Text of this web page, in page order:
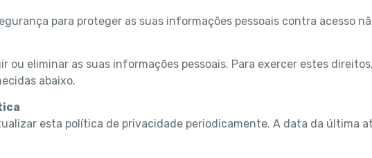
para proteger as suas informações pessoais contra acesso
ou eliminar as suas informações pessoais. Para exercer estes
abaixo.
esta política de privacidade periodicamente. A data da última